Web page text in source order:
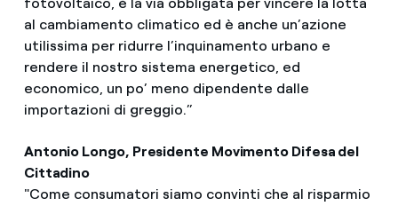
fotovoltaico, è la via obbligata per vincere la lotta
al cambiamento climatico ed è anche un’azione
utilissima per ridurre l’inquinamento urbano e
rendere il nostro sistema energetico, ed
economico, un po’ meno dipendente dalle
importazioni di greggio.”
Antonio Longo, Presidente Movimento Difesa del
Cittadino
"Come consumatori siamo convinti che al risparmio